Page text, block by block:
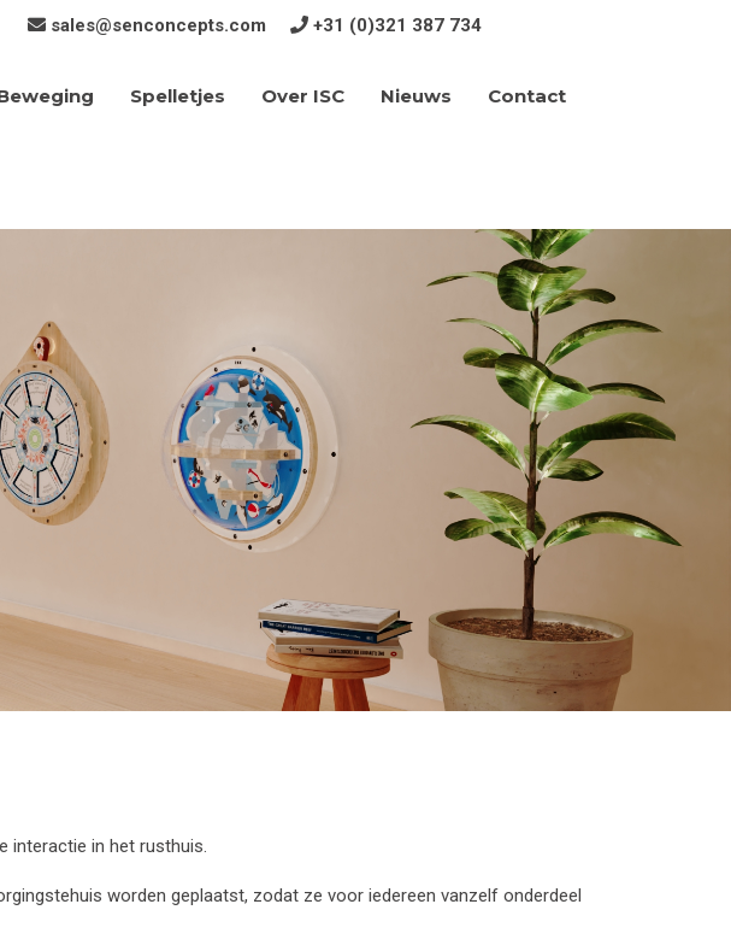
sales@senconcepts.com +31 (0)321 387 734
Spelletjes Over ISC Nieuws Contact
interactie in het rusthuis.
worden geplaatst, zodat ze voor iedereen vanzelf onderdeel